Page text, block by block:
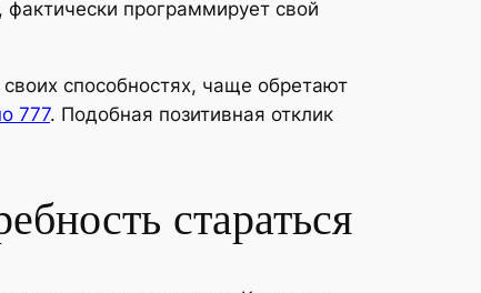
программирует свой
способностях, чаще обретают
777. Подобная позитивная отклик
стараться